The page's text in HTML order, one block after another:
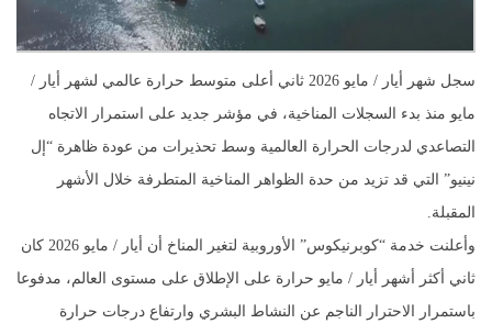
سجل شهر أيار / مايو 2026 ثاني أعلى متوسط حرارة عالمي لشهر أيار /
مايو منذ بدء السجلات المناخية، في مؤشر جديد على استمرار الاتجاه
التصاعدي لدرجات الحرارة العالمية وسط تحذيرات من عودة ظاهرة “إل
نينيو” التي قد تزيد من حدة الظواهر المناخية المتطرفة خلال الأشهر
المقبلة.
وأعلنت خدمة “كوبرنيكوس” الأوروبية لتغير المناخ أن أيار / مايو 2026 كان
ثاني أكثر أشهر أيار / مايو حرارة على الإطلاق على مستوى العالم، مدفوعا
باستمرار الاحترار الناجم عن النشاط البشري وارتفاع درجات حرارة